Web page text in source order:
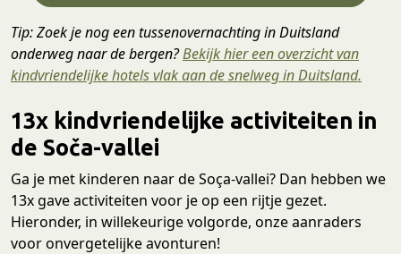
Tip: Zoek je nog een tussenovernachting in Duitsland
onderweg naar de bergen?Bekijk hier een overzicht van
kindvriendelijke hotels vlak aan de snelweg in Duitsland.
13x kindvriendelijke activiteiten in
de Soča-vallei
Ga je met kinderen naar de Soça-vallei? Dan hebben we
13x gave activiteiten voor je op een rijtje gezet.
Hieronder, in willekeurige volgorde, onze aanraders
voor onvergetelijke avonturen!